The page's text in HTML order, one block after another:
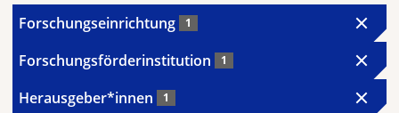
Forschungseinrichtung 1
Forschungsförderinstitution 1
Herausgeber*innen 1